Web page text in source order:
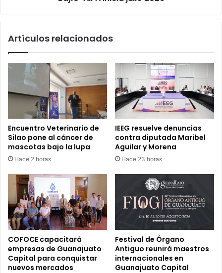
Artículos relacionados
Encuentro Veterinario de
Silao pone al cáncer de
mascotas bajo la lupa
Hace 2 horas
IEEG resuelve denuncias
contra diputada Maribel
Aguilar y Morena
Hace 23 horas
COFOCE capacitará
empresas de Guanajuato
Capital para conquistar
nuevos mercados
Festival de Órgano
Antiguo reunirá maestros
internacionales en
Guanajuato Capital